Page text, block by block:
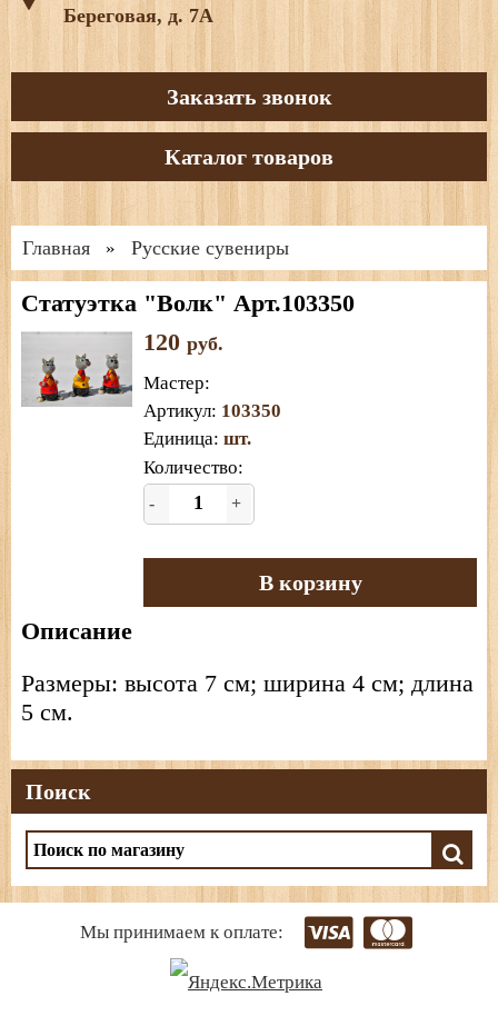
Береговая, д. 7А
Заказать звонок
Каталог товаров
Главная » Русские сувениры
Статуэтка "Волк" Арт.103350
120 руб.
Мастер:
Артикул: 103350
Единица: шт.
Количество:
- +
В корзину
Описание
Размеры: высота 7 см; ширина 4 см; длина
5 см.
Поиск
Мы принимаем к оплате: